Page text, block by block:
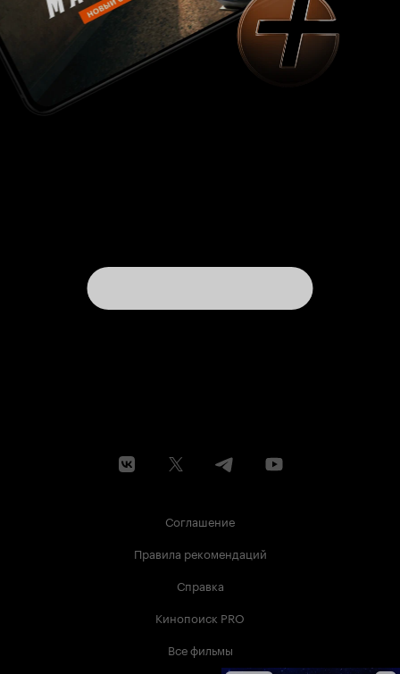
Соглашение
Правила рекомендаций
Справка
Кинопоиск PRO
Все фильмы